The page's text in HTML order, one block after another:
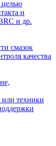
целью
и
и др.
смазок
качества
техники